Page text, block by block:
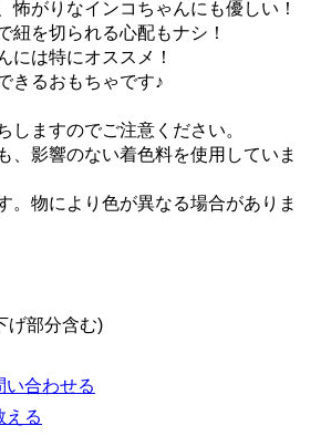
怖がりなインコちゃんにも優しい！
紐を切られる心配もナシ！
には特にオススメ！
きるおもちゃです♪
ますのでご注意ください。
、影響のない着色料を使用していま
。物により色が異なる場合がありま
げ部分含む)
い合わせる
える